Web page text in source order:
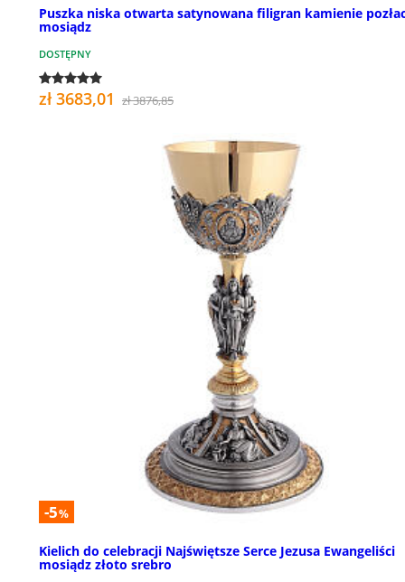
Puszka niska otwarta satynowana filigran kamienie
mosiądz
DOSTĘPNY
zł 3683,01 zł 3876,85
-5%
Kielich do celebracji Najświętsze Serce Jezusa Ewangeliści
mosiądz złoto srebro